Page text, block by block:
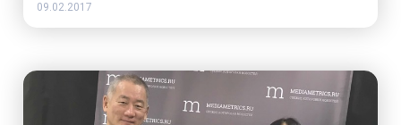
09.02.2017